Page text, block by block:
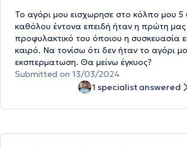
Το αγόρι μου εισχωρησε στο κόλπο μου 5
καθόλου έντονα επειδή ήταν η πρώτη
προφυλακτικό του όποιου η συσκευασία
καιρό. Να τονίσω ότι δεν ήταν το αγόρι
εκσπερματωση. Θα μείνω έγκυος?
Submitted on 13/03/2024
1 specialist answered